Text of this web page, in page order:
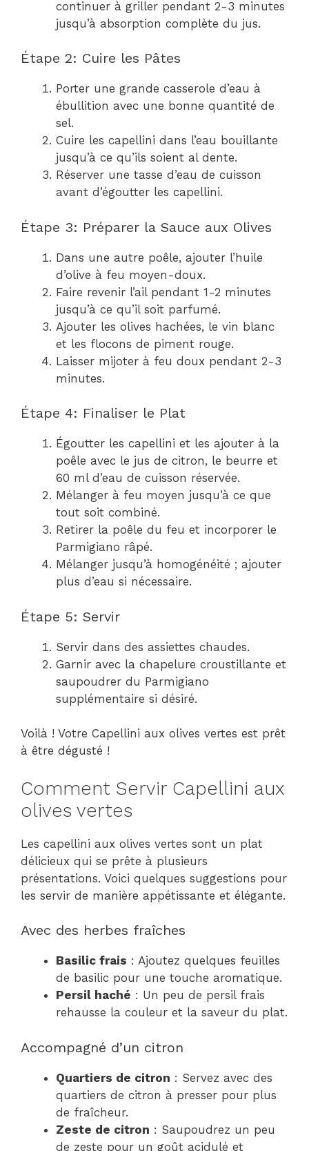
continuer à griller pendant 2-3 minutes
jusqu’à absorption complète du jus.
Étape 2: Cuire les Pâtes
Porter une grande casserole d’eau à
ébullition avec une bonne quantité de
sel.
Cuire les capellini dans l’eau bouillante
jusqu’à ce qu’ils soient al dente.
Réserver une tasse d’eau de cuisson
avant d’égoutter les capellini.
Étape 3: Préparer la Sauce aux Olives
Dans une autre poêle, ajouter l’huile
d’olive à feu moyen-doux.
Faire revenir l’ail pendant 1-2 minutes
jusqu’à ce qu’il soit parfumé.
Ajouter les olives hachées, le vin blanc
et les flocons de piment rouge.
Laisser mijoter à feu doux pendant 2-3
minutes.
Étape 4: Finaliser le Plat
Égoutter les capellini et les ajouter à la
poêle avec le jus de citron, le beurre et
60 ml d’eau de cuisson réservée.
Mélanger à feu moyen jusqu’à ce que
tout soit combiné.
Retirer la poêle du feu et incorporer le
Parmigiano râpé.
Mélanger jusqu’à homogénéité ; ajouter
plus d’eau si nécessaire.
Étape 5: Servir
Servir dans des assiettes chaudes.
Garnir avec la chapelure croustillante et
saupoudrer du Parmigiano
supplémentaire si désiré.
Voilà ! Votre Capellini aux olives vertes est prêt
à être dégusté !
Comment Servir Capellini aux
olives vertes
Les capellini aux olives vertes sont un plat
délicieux qui se prête à plusieurs
présentations. Voici quelques suggestions pour
les servir de manière appétissante et élégante.
Avec des herbes fraîches
Basilic frais : Ajoutez quelques feuilles
de basilic pour une touche aromatique.
Persil haché : Un peu de persil frais
rehausse la couleur et la saveur du plat.
Accompagné d’un citron
Quartiers de citron : Servez avec des
quartiers de citron à presser pour plus
de fraîcheur.
Zeste de citron : Saupoudrez un peu
de zeste pour un goût acidulé et